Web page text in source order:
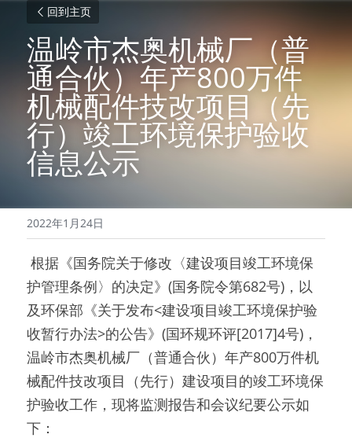
回到主页
温岭市杰奥机械厂（普
通合伙）年产800万件
机械配件技改项目（先
行）竣工环境保护验收
信息公示
2022年1月24日
护管理条例〉的决定》(国务院令第682号)，以
及环保部《关于发布<建设项目竣工环境保护验
收暂行办法>的公告》(国环规环评[2017]4号)，
温岭市杰奥机械厂（普通合伙）年产800万件机
械配件技改项目（先行）建设项目的竣工环境保
护验收工作，现将监测报告和会议纪要公示如
下：